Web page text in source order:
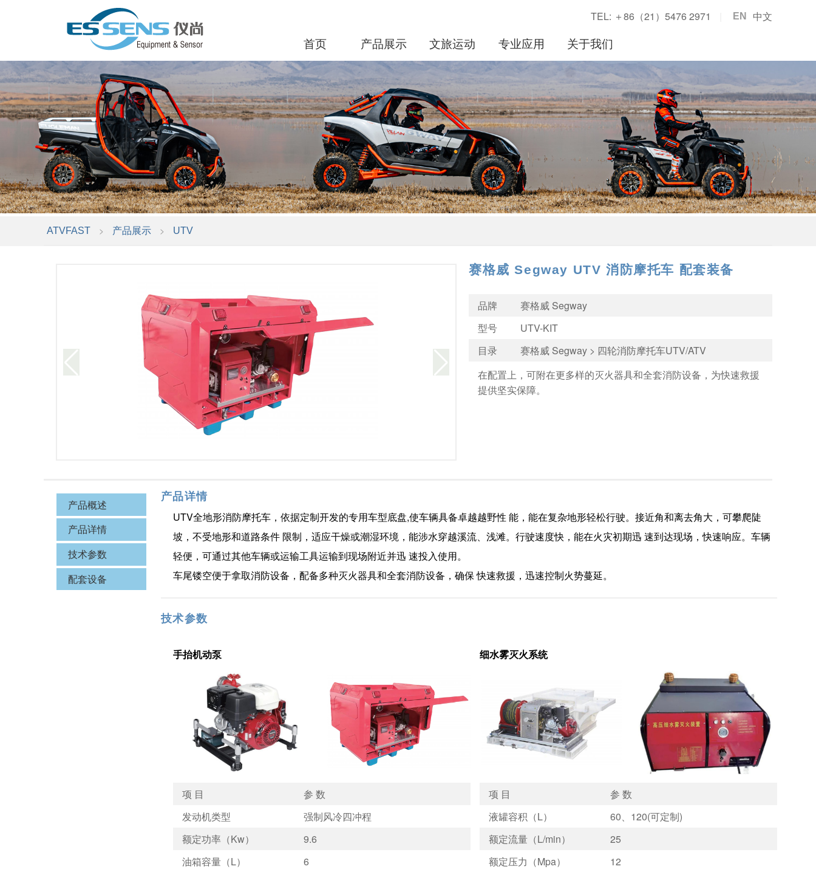
中文
EN
TEL: ＋86（21）5476 2971
首页 产品展示 文旅运动 专业应用 关于我们
ATVFAST > 产品展示 > UTV
赛格威 Segway UTV 消防摩托车 配套装备
品牌
赛格威 Segway
型号
UTV-KIT
目录
赛格威 Segway > 四轮消防摩托车UTV/ATV
在配置上，可附在更多样的灭火器具和全套消防设备，为快速救援
提供坚实保障。
产品概述
产品详情
技术参数
配套设备
产品详情
UTV全地形消防摩托车，依据定制开发的专用车型底盘,使车辆具备卓越越野性 能，能在复杂地形轻松行驶。接近角和离去角大，可攀爬陡
坡，不受地形和道路条件 限制，适应干燥或潮湿环境，能涉水穿越溪流、浅滩。行驶速度快，能在火灾初期迅 速到达现场，快速响应。车辆
轻便，可通过其他车辆或运输工具运输到现场附近并迅 速投入使用。
车尾镂空便于拿取消防设备，配备多种灭火器具和全套消防设备，确保 快速救援，迅速控制火势蔓延。
技术参数
手抬机动泵
项 目
参 数
发动机类型
强制风冷四冲程
额定功率（Kw）
9.6
油箱容量（L）
6
细水雾灭火系统
项 目
参 数
液罐容积（L）
60、120(可定制)
额定流量（L/min）
25
额定压力（Mpa）
12